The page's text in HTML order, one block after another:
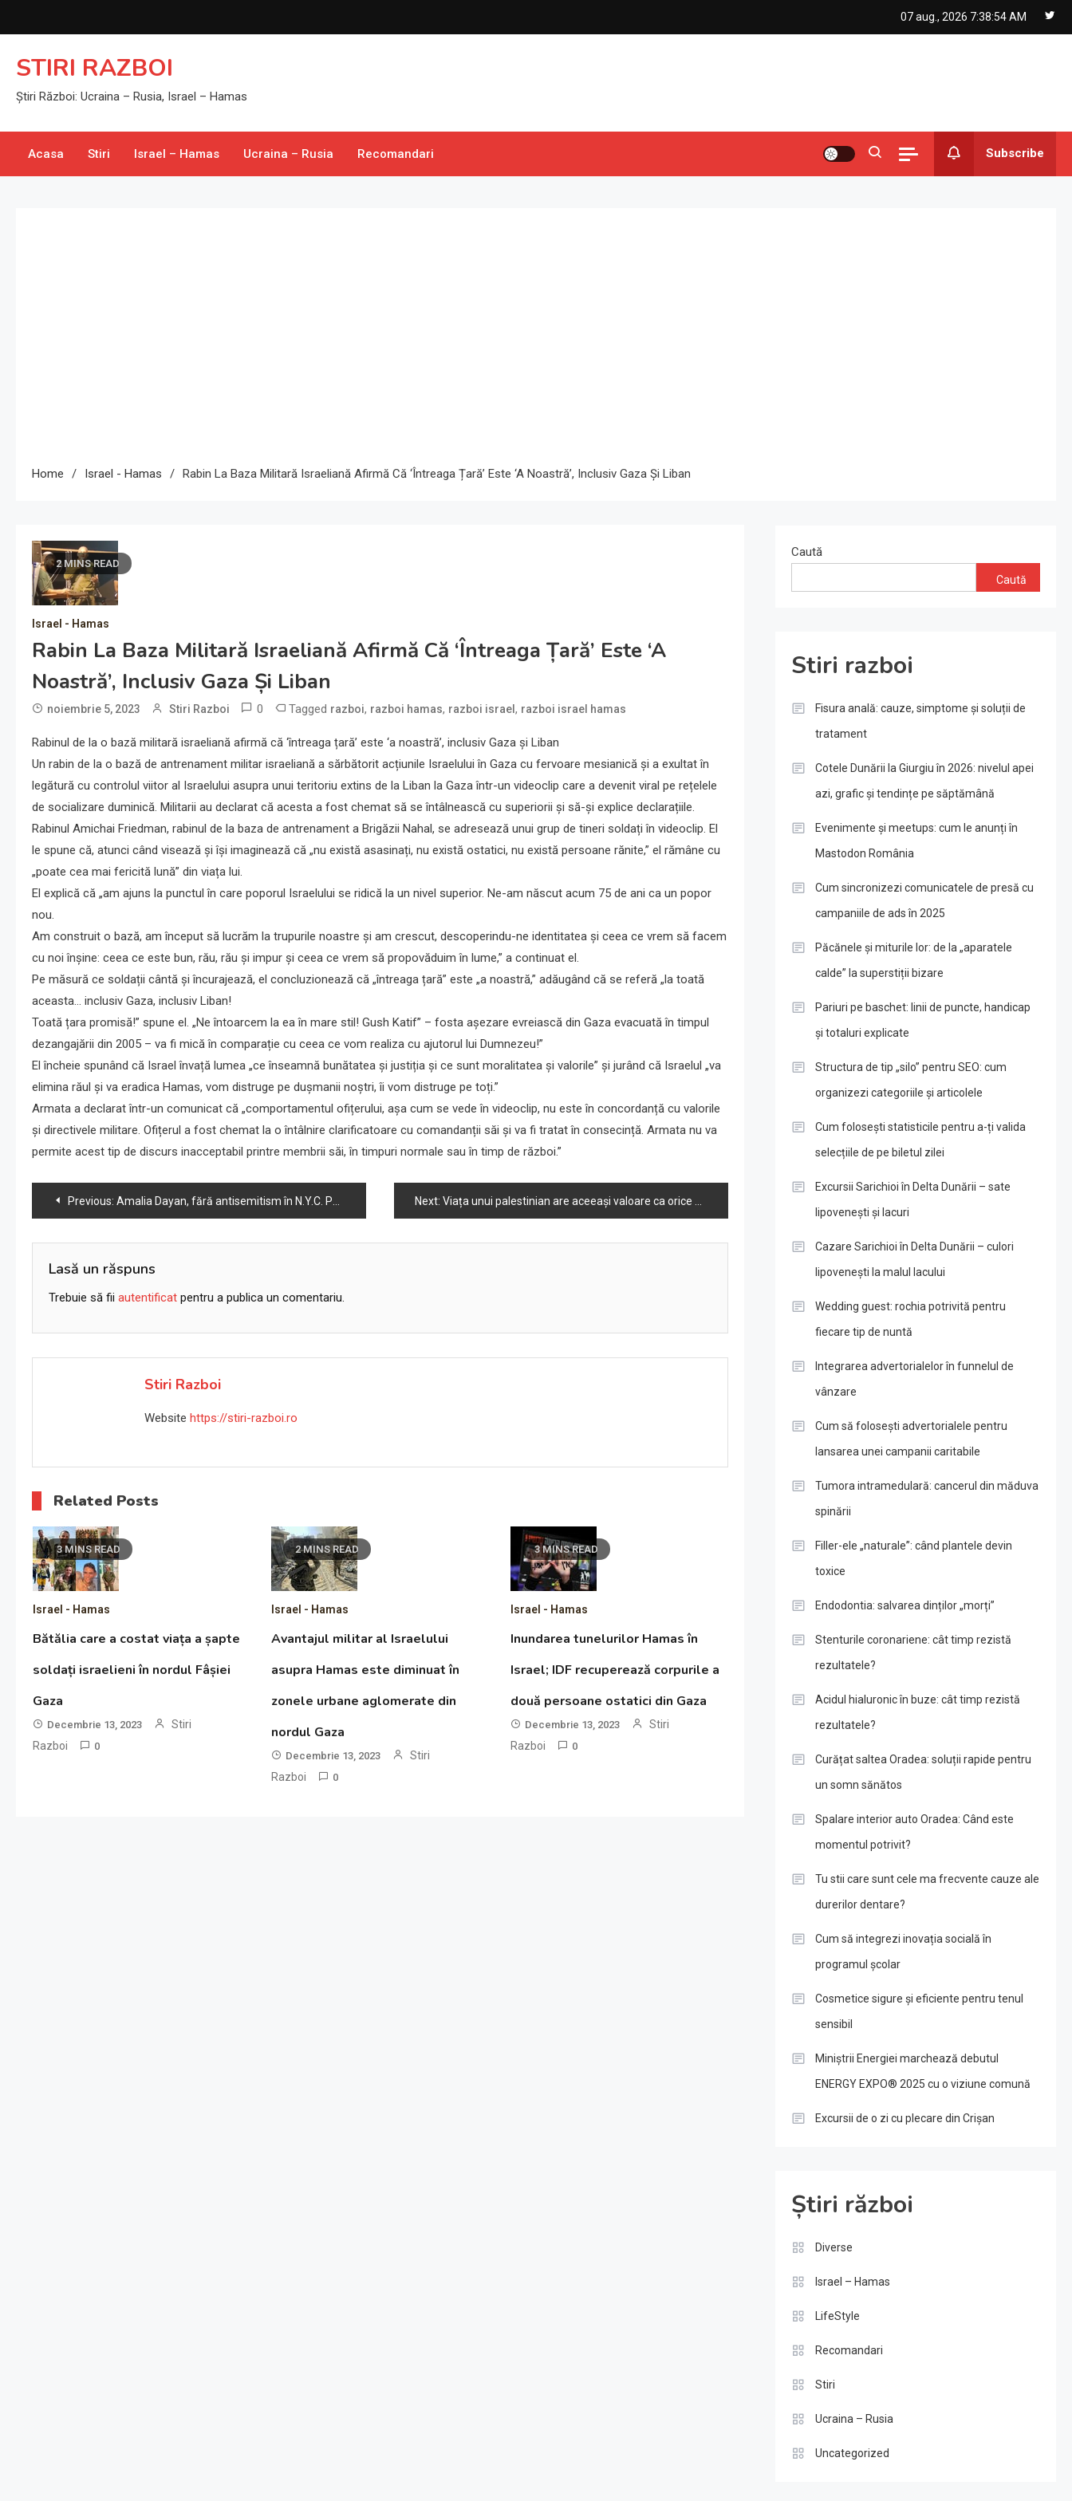
to
07 aug., 2026 7:38:55 AM
STIRI RAZBOI
Știri Război: Ucraina – Rusia, Israel – Hamas
Acasa Stiri Israel – Hamas Ucraina – Rusia Recomandari Subscribe
Home Israel - Hamas Rabin La Baza Militară Israeliană Afirmă Că ‘întreaga Țară’ Este ‘a Noastră’, Inclusiv Gaza Și Liban
2 MINS READ
Israel - Hamas
Rabin La Baza Militară Israeliană Afirmă Că ‘întreaga Țară’ Este ‘a
Noastră’, Inclusiv Gaza Și Liban
noiembrie 5, 2023 Stiri Razboi 0 Tagged razboi, razboi hamas, razboi israel , razboi israel hamas
Rabinul de la o bază militară israeliană afirmă că ‘întreaga țară’ este ‘a noastră’, inclusiv Gaza și Liban
Un rabin de la o bază de antrenament militar israeliană a sărbătorit acțiunile Israelului în Gaza cu fervoare mesianică și a exultat în
legătură cu controlul viitor al Israelului asupra unui teritoriu extins de la Liban la Gaza într-un videoclip care a devenit viral pe rețelele
de socializare duminică. Militarii au declarat că acesta a fost chemat să se întâlnească cu superiorii și să-și explice declarațiile.
Rabinul Amichai Friedman, rabinul de la baza de antrenament a Brigăzii Nahal, se adresează unui grup de tineri soldați în videoclip. El
le spune că, atunci când visează și își imaginează că „nu există asasinați, nu există ostatici, nu există persoane rănite,” el rămâne cu
„poate cea mai fericită lună” din viața lui.
El explică că „am ajuns la punctul în care poporul Israelului se ridică la un nivel superior. Ne-am născut acum 75 de ani ca un popor
nou.
Am construit o bază, am început să lucrăm la trupurile noastre și am crescut, descoperindu-ne identitatea și ceea ce vrem să facem
cu noi înșine: ceea ce este bun, rău, rău și impur și ceea ce vrem să propovăduim în lume,” a continuat el.
Pe măsură ce soldații cântă și încurajează, el concluzionează că „întreaga țară” este „a noastră,” adăugând că se referă „la toată
aceasta… inclusiv Gaza, inclusiv Liban!
Toată țara promisă!” spune el. „Ne întoarcem la ea în mare stil! Gush Katif” – fosta așezare evreiască din Gaza evacuată în timpul
dezangajării din 2005 – va fi mică în comparație cu ceea ce vom realiza cu ajutorul lui Dumnezeu!”
El încheie spunând că Israel învață lumea „ce înseamnă bunătatea și justiția și ce sunt moralitatea și valorile” și jurând că Israelul „va
elimina răul și va eradica Hamas, vom distruge pe dușmanii noștri, îi vom distruge pe toți.”
Armata a declarat într-un comunicat că „comportamentul ofițerului, așa cum se vede în videoclip, nu este în concordanță cu valorile
și directivele militare. Ofițerul a fost chemat la o întâlnire clarificatoare cu comandanții săi și va fi tratat în consecință. Armata nu va
permite acest tip de discurs inacceptabil printre membrii săi, în timpuri normale sau în timp de război.”
Navigare
în
articole
Previous: Amalia Dayan, fără antisemitism în N.Y.C. Până la 7 octombrie Next: Viața unui palestinian are aceeași valoare ca orice altă viață
Lasă un răspuns
Trebuie să fii autentificat pentru a publica un comentariu.
Stiri Razboi
Website https://stiri-razboi.ro
Related Posts
3 MINS READ
Israel - Hamas
Bătălia care a costat viața a șapte
soldați israelieni în nordul Fâșiei
Gaza
Decembrie 13, 2023
Stiri
Razboi
0
2 MINS READ
Israel - Hamas
Avantajul militar al Israelului
asupra Hamas este diminuat în
zonele urbane aglomerate din
nordul Gaza
Decembrie 13, 2023
Stiri
Razboi
0
3 MINS READ
Israel - Hamas
Inundarea tunelurilor Hamas în
Israel; IDF recuperează corpurile a
două persoane ostatici din Gaza
Decembrie 13, 2023
Stiri
Razboi
0
Caută
Caută
Stiri razboi
Fisura anală: cauze, simptome și soluții de
tratament
Cotele Dunării la Giurgiu în 2026: nivelul apei
azi, grafic și tendințe pe săptămână
Evenimente și meetups: cum le anunți în
Mastodon România
Cum sincronizezi comunicatele de presă cu
campaniile de ads în 2025
Păcănele și miturile lor: de la „aparatele
calde” la superstiții bizare
Pariuri pe baschet: linii de puncte, handicap
și totaluri explicate
Structura de tip „silo” pentru SEO: cum
organizezi categoriile și articolele
Cum folosești statisticile pentru a-ți valida
selecțiile de pe biletul zilei
Excursii Sarichioi în Delta Dunării – sate
lipovenești și lacuri
Cazare Sarichioi în Delta Dunării – culori
lipovenești la malul lacului
Wedding guest: rochia potrivită pentru
fiecare tip de nuntă
Integrarea advertorialelor în funnelul de
vânzare
Cum să folosești advertorialele pentru
lansarea unei campanii caritabile
Tumora intramedulară: cancerul din măduva
spinării
Filler-ele „naturale”: când plantele devin
toxice
Endodontia: salvarea dinților „morți”
Stenturile coronariene: cât timp rezistă
rezultatele?
Acidul hialuronic în buze: cât timp rezistă
rezultatele?
Curățat saltea Oradea: soluții rapide pentru
un somn sănătos
Spalare interior auto Oradea: Când este
momentul potrivit?
Tu stii care sunt cele ma frecvente cauze ale
durerilor dentare?
Cum să integrezi inovația socială în
programul școlar
Cosmetice sigure și eficiente pentru tenul
sensibil
Miniștrii Energiei marchează debutul
ENERGY EXPO® 2025 cu o viziune comună
Excursii de o zi cu plecare din Crișan
Știri război
Diverse
Israel – Hamas
LifeStyle
Recomandari
Stiri
Ucraina – Rusia
Uncategorized